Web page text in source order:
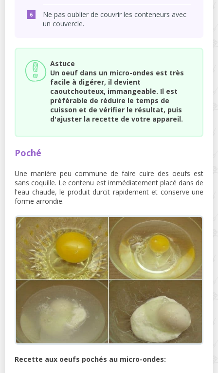
Ne pas oublier de couvrir les conteneurs avec
un couvercle.
Astuce
Un oeuf dans un micro-ondes est très
facile à digérer, il devient
caoutchouteux, immangeable. Il est
préférable de réduire le temps de
cuisson et de vérifier le résultat, puis
d'ajuster la recette de votre appareil.
Poché
Une manière peu commune de faire cuire des oeufs est
sans coquille. Le contenu est immédiatement placé dans de
l'eau chaude, le produit durcit rapidement et conserve une
forme arrondie.
Recette aux oeufs pochés au micro-ondes: